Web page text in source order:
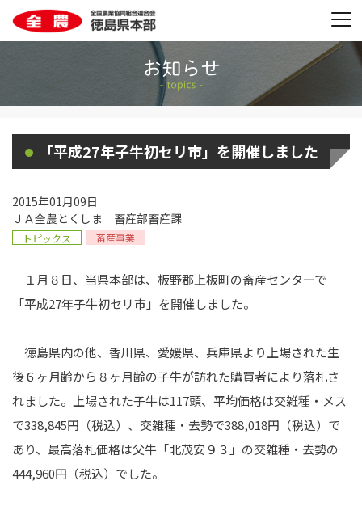
「平成27年子牛初セリ市」を開催しました
2015年01月09日
ＪＡ全農とくしま 畜産部畜産課
トピックス 畜産事業
１月８日、当県本部は、板野郡上板町の畜産センターで
「平成27年子牛初セリ市」を開催しました。
徳島県内の他、香川県、愛媛県、兵庫県より上場された生
後６ヶ月齢から８ヶ月齢の子牛が訪れた購買者により落札さ
れました。上場された子牛は117頭、平均価格は交雑種・メス
で338,845円（税込）、交雑種・去勢で388,018円（税込）で
あり、最高落札価格は父牛「北茂安９３」の交雑種・去勢の
444,960円（税込）でした。